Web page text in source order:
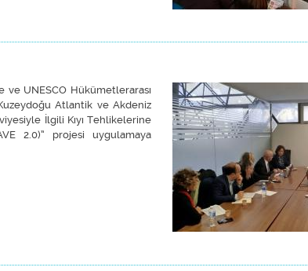
UNESCO Hükümetlerarası
Atlantik ve Akdeniz
İlgili Kıyı Tehlikelerine
2.0)” projesi uygulamaya